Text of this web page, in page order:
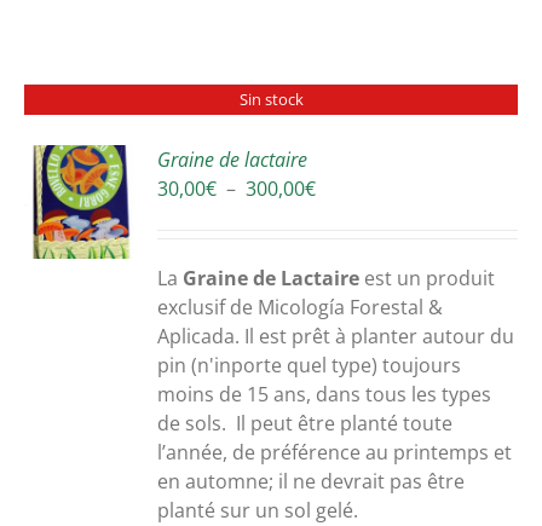
Sin stock
Graine de lactaire
30,00€ – 300,00€Plage
30,00€
à
300,00€
La Graine de Lactaire est un produit
exclusif de Micología Forestal &
Aplicada. Il est prêt à planter autour du
pin (n'inporte quel type) toujours
moins de 15 ans, dans tous les types
de sols. Il peut être planté toute
l’année, de préférence au printemps et
en automne; il ne devrait pas être
planté sur un sol gelé.